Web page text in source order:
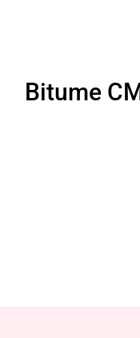
Bitume